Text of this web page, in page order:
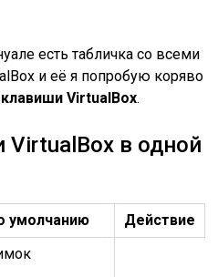
есть табличка со всеми
и её я попробую коряво
VirtualBox.
VirtualBox в одной
умолчанию
Действие